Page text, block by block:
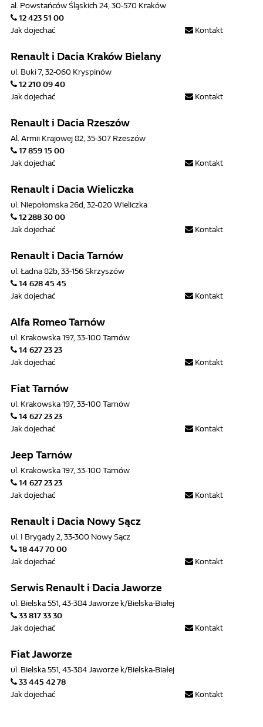
al. Powstańców Śląskich 24, 30-570 Kraków
12 423 51 00
Kontakt
Jak dojechać
Renault i Dacia Kraków Bielany
ul. Buki 7, 32-060 Kryspinów
12 210 09 40
Kontakt
Jak dojechać
Renault i Dacia Rzeszów
Al. Armii Krajowej 82, 35-307 Rzeszów
17 859 15 00
Kontakt
Jak dojechać
Renault i Dacia Wieliczka
ul. Niepołomska 26d, 32-020 Wieliczka
12 288 30 00
Kontakt
Jak dojechać
Renault i Dacia Tarnów
ul. Ładna 82b, 33-156 Skrzyszów
14 628 45 45
Kontakt
Jak dojechać
Alfa Romeo Tarnów
ul. Krakowska 197, 33-100 Tarnów
14 627 23 23
Kontakt
Jak dojechać
Fiat Tarnów
ul. Krakowska 197, 33-100 Tarnów
14 627 23 23
Kontakt
Jak dojechać
Jeep Tarnów
ul. Krakowska 197, 33-100 Tarnów
14 627 23 23
Kontakt
Jak dojechać
Renault i Dacia Nowy Sącz
ul. I Brygady 2, 33-300 Nowy Sącz
18 447 70 00
Kontakt
Jak dojechać
Serwis Renault i Dacia Jaworze
ul. Bielska 551, 43-384 Jaworze k/Bielska-Białej
33 817 33 30
Kontakt
Jak dojechać
Fiat Jaworze
ul. Bielska 551, 43-384 Jaworze k/Bielska-Białej
33 445 42 78
Kontakt
Jak dojechać